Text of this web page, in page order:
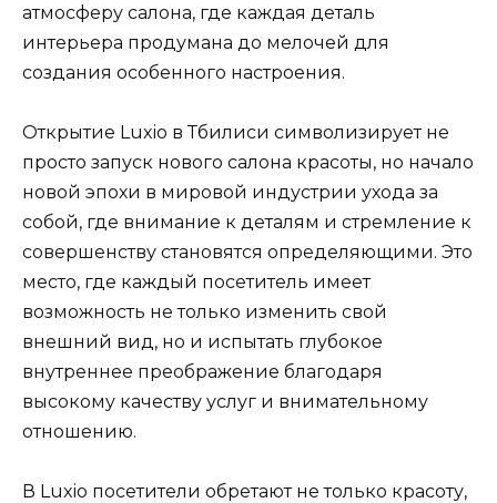
атмосферу салона, где каждая деталь
интерьера продумана до мелочей для
создания особенного настроения.
Открытие Luxio в Тбилиси символизирует не
просто запуск нового салона красоты, но начало
новой эпохи в мировой индустрии ухода за
собой, где внимание к деталям и стремление к
совершенству становятся определяющими. Это
место, где каждый посетитель имеет
возможность не только изменить свой
внешний вид, но и испытать глубокое
внутреннее преображение благодаря
высокому качеству услуг и внимательному
отношению.
В Luxio посетители обретают не только красоту,